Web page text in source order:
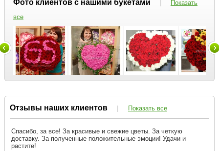
Фото клиентов с нашими букетами |
Показать
все
Отзывы наших клиентов | Показать все
Спасибо, за все! За красивые и свежие цветы. За четкую
доставку. За полученные положительные эмоции! Удачи и
растите!